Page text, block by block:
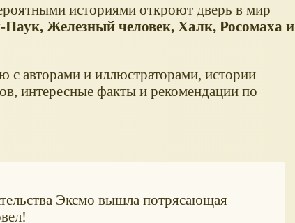
историями откроют дверь в мир
Паук, Железный человек, Халк, Росомаха и
с авторами и иллюстраторами, истории
интересные факты и рекомендации по
Эксмо вышла потрясающая